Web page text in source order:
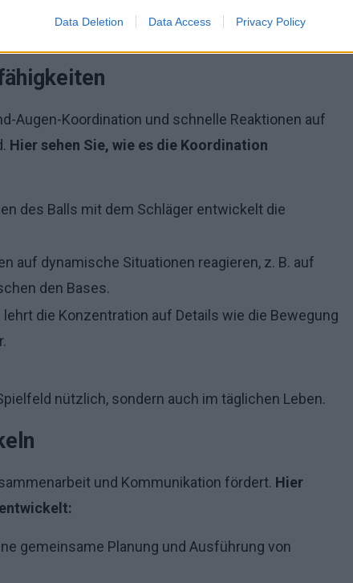
Data Deletion Data Access Privacy Policy
zu halten und das Risiko von Herz-
Augen-Koordination und schnelle Reaktionen auf
Hier sehen Sie, wie es die Koordination
des Balls mit dem Schläger entwickelt die
auf dynamische Situationen reagieren, z. B. auf
den Bases.
lehrt die Konzentration auf Details wie die Bewegung
nützlich, sondern auch im täglichen Leben.
und Kommunikation fördert. Hier
gemeinsame Planung und Ausführung von